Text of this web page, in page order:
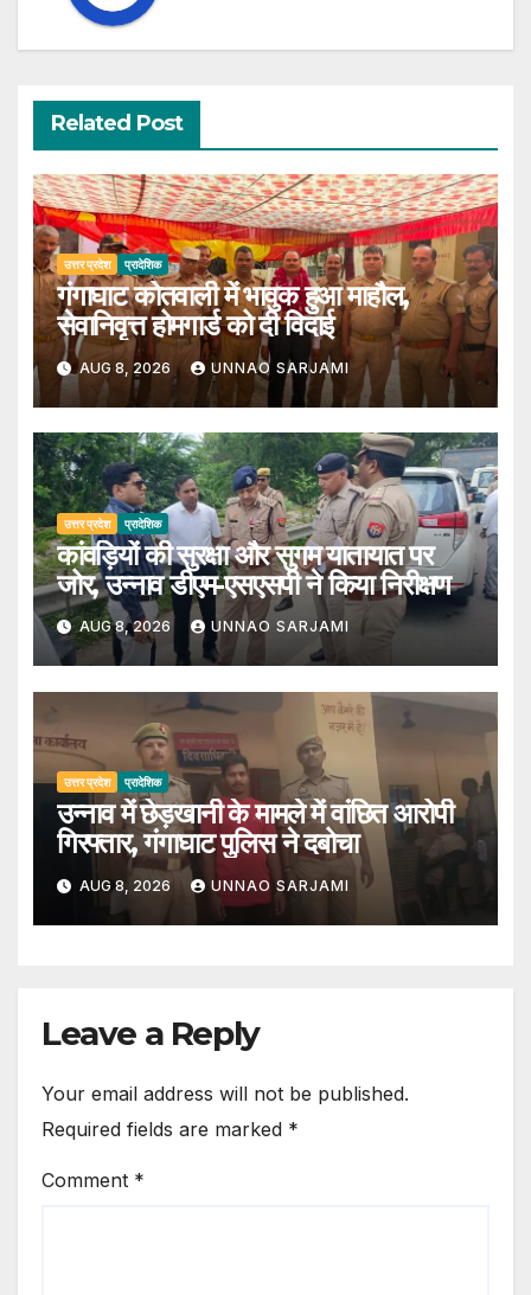
Related Post
उत्तर प्रदेश प्रादेशिक
गंगाघाट कोतवाली में भावुक हुआ माहौल,
सेवानिवृत्त होमगार्ड को दी विदाई
AUG 8, 2026 UNNAO SARJAMI
उत्तर प्रदेश प्रादेशिक
कांवड़ियों की सुरक्षा और सुगम यातायात पर
जोर, उन्नाव डीएम-एसएसपी ने किया निरीक्षण
AUG 8, 2026 UNNAO SARJAMI
उत्तर प्रदेश प्रादेशिक
उन्नाव में छेड़खानी के मामले में वांछित आरोपी
गिरफ्तार, गंगाघाट पुलिस ने दबोचा
AUG 8, 2026 UNNAO SARJAMI
Leave a Reply
Your email address will not be published.
Required fields are marked *
Comment *